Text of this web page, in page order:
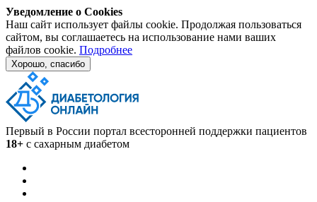
Уведомление о Cookies
Наш сайт использует файлы cookie. Продолжая пользоваться
сайтом, вы соглашаетесь на использование нами ваших
файлов cookie. Подробнее
Хорошо, спасибо
Первый в России портал всесторонней поддержки пациентов
18+ с сахарным диабетом